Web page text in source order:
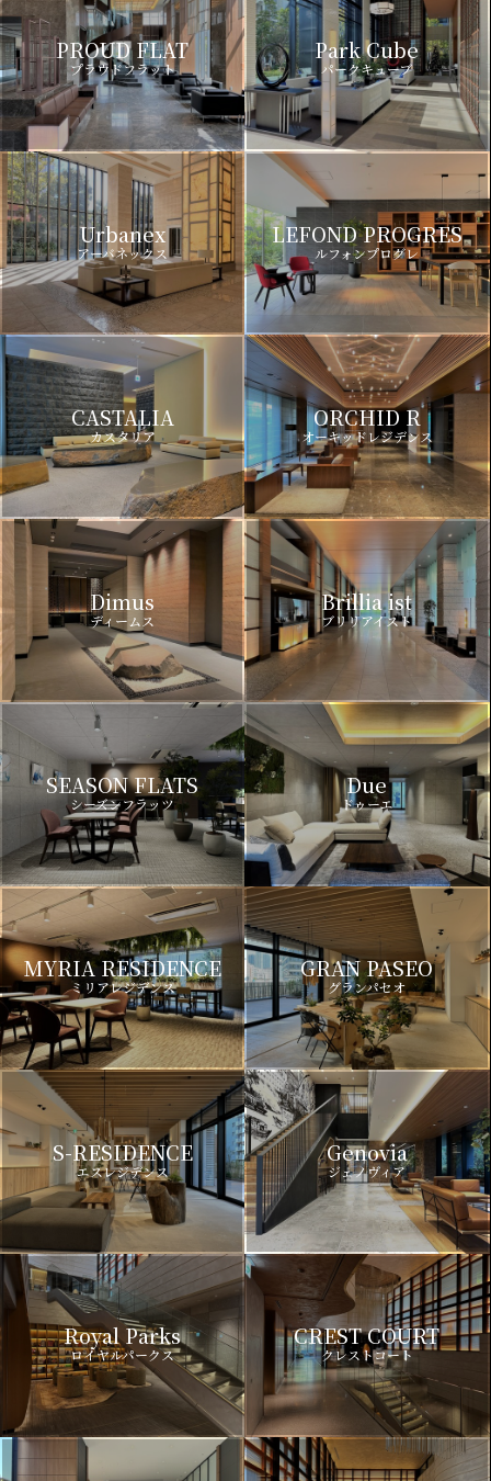
PROUD FLAT
プラウドフラット
Park Cube
パークキューブ
Urbanex
アーバネックス
LEFOND PROGRES
ルフォンプログレ
CASTALIA
カスタリア
ORCHID R
オーキッドレジデンス
Dimus
ディームス
Brillia ist
ブリリアイスト
SEASON FLATS
シーズンフラッツ
Due
ドゥーエ
MYRIA RESIDENCE
ミリアレジデンス
GRAN PASEO
グランパセオ
S-RESIDENCE
エスレジデンス
Genovia
ジェノヴィア
Royal Parks
ロイヤルパークス
CREST COURT
クレストコート